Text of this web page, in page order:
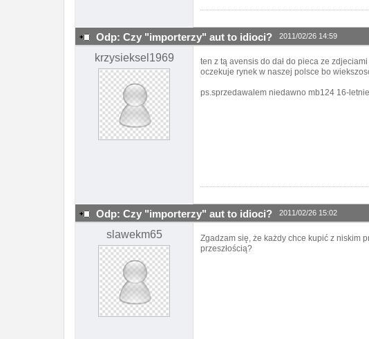
Odp: Czy "importerzy" aut to idioci? 2011/02/26 14:59
krzysieksel1969
ten z tą avensis do dał do pieca ze
oczekuje rynek w naszej polsce bo
ps.sprzedawalem niedawno mb124 16-
Odp: Czy "importerzy" aut to idioci? 2011/02/26 15:02
slawekm65
Zgadzam się, że każdy chce kupić z niskim
przeszłością?